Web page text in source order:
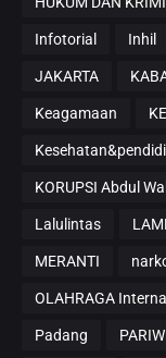
Infotorial Inhil
JAKARTA
Keagamaan
KORUPSI Abdul
Lalulintas
MERANTI
OLAHRAGA
Padang